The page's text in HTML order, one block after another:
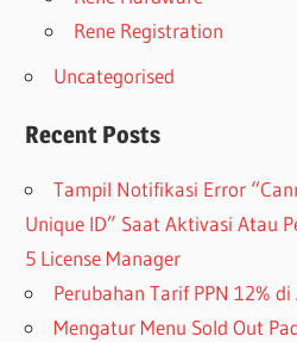
Rene Registration
Uncategorised
Recent Posts
Tampil Notifikasi Error
Unique ID” Saat Aktivasi Atau
5 License Manager
Perubahan Tarif PPN 12%
Mengatur Menu Sold Out